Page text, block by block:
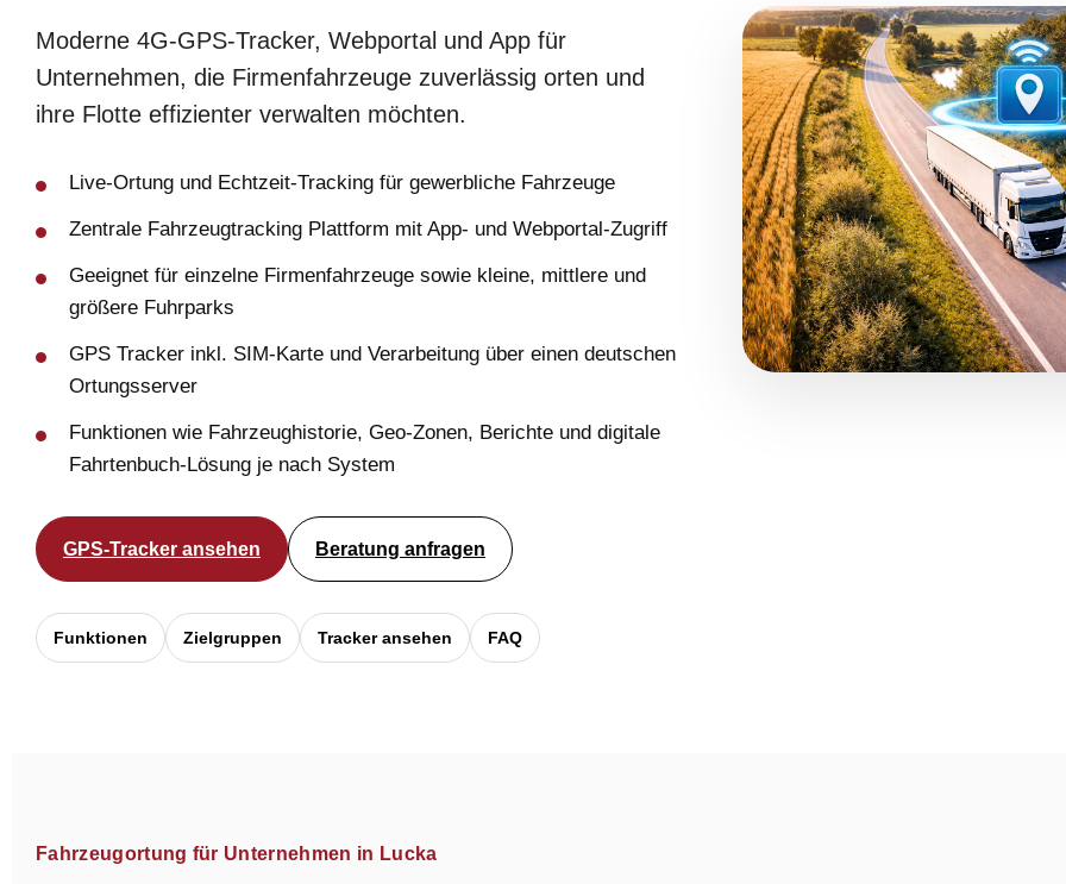
Moderne 4G-GPS-Tracker, Webportal und App für
Unternehmen, die Firmenfahrzeuge zuverlässig orten und
ihre Flotte effizienter verwalten möchten.
Live-Ortung und Echtzeit-Tracking für gewerbliche Fahrzeuge
Zentrale Fahrzeugtracking Plattform mit App- und Webportal-Zugriff
Geeignet für einzelne Firmenfahrzeuge sowie kleine, mittlere und
größere Fuhrparks
GPS Tracker inkl. SIM-Karte und Verarbeitung über einen deutschen
Ortungsserver
Funktionen wie Fahrzeughistorie, Geo-Zonen, Berichte und digitale
Fahrtenbuch-Lösung je nach System
GPS-Tracker ansehen Beratung anfragen
Funktionen Zielgruppen Tracker ansehen FAQ
Fahrzeugortung für Unternehmen in Lucka